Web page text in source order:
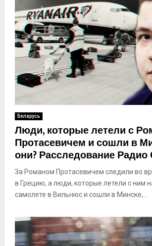
Беларусь
Люди, которые летели с
Протасевичем и сошли в
они? Расследование
За Романом Протасевичем следили во
в Грецию, а люди, которые летели с ним
самолете в Вильнюс и сошли в Минске,...